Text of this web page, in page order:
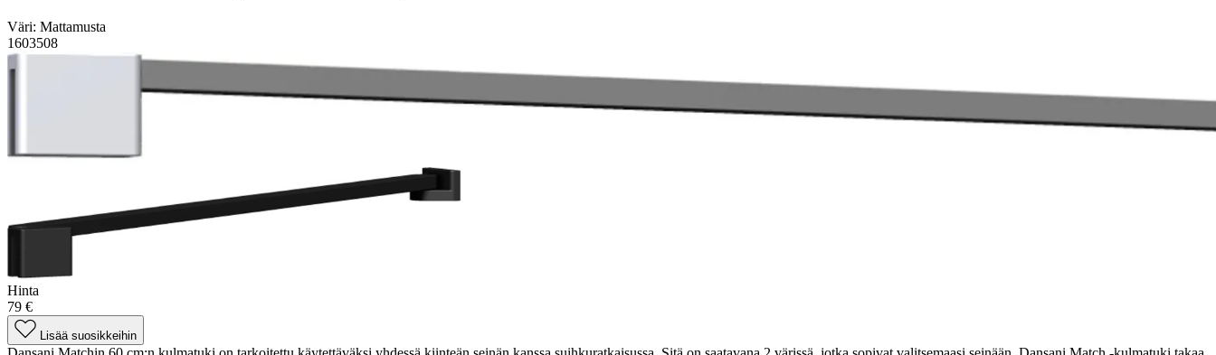
Väri: Mattamusta
1603508
Hinta
79 €
Lisää suosikkeihin